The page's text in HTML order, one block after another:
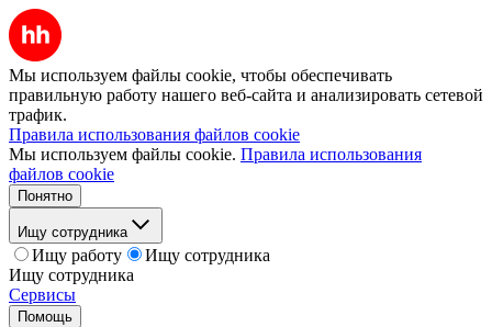
Мы используем файлы cookie, чтобы обеспечивать
правильную работу нашего веб-сайта и анализировать сетевой
трафик.
Правила использования файлов cookie
Мы используем файлы cookie. Правила использования
файлов cookie
Понятно
Ищу сотрудника
Ищу работу
Ищу сотрудника
Ищу сотрудника
Сервисы
Помощь